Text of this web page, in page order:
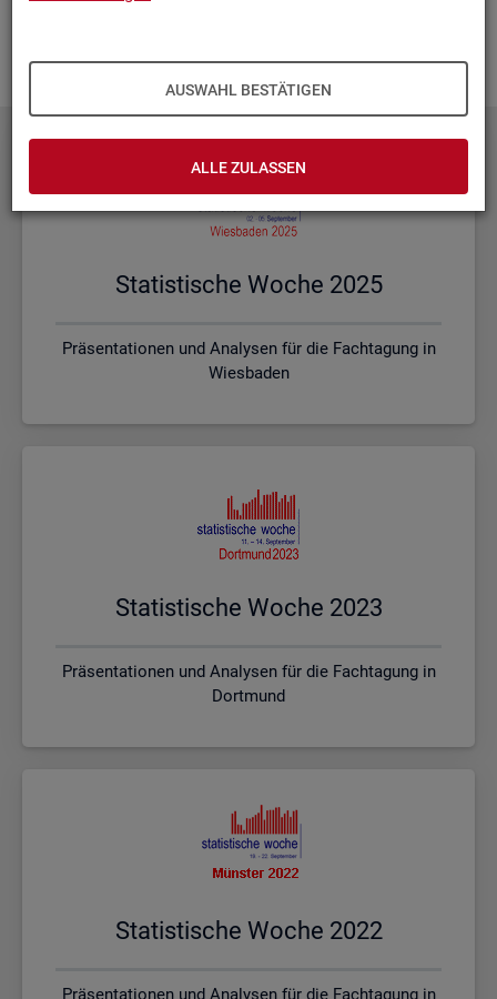
AUSWAHL BESTÄTIGEN
ALLE ZULASSEN
Sta­tis­ti­sche Woche 2025
Präsentationen und Analysen für die Fachtagung in
Wiesbaden
Sta­tis­ti­sche Woche 2023
Präsentationen und Analysen für die Fachtagung in
Dortmund
Sta­tis­ti­sche Woche 2022
Präsentationen und Analysen für die Fachtagung in